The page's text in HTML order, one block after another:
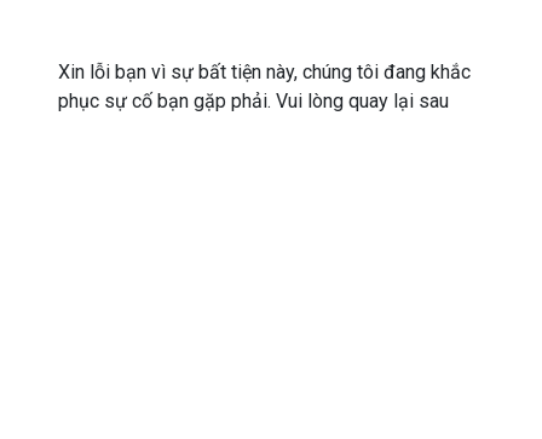
Xin lỗi bạn vì sự bất tiện này, chúng tôi đang khắc
phục sự cố bạn gặp phải. Vui lòng quay lại sau